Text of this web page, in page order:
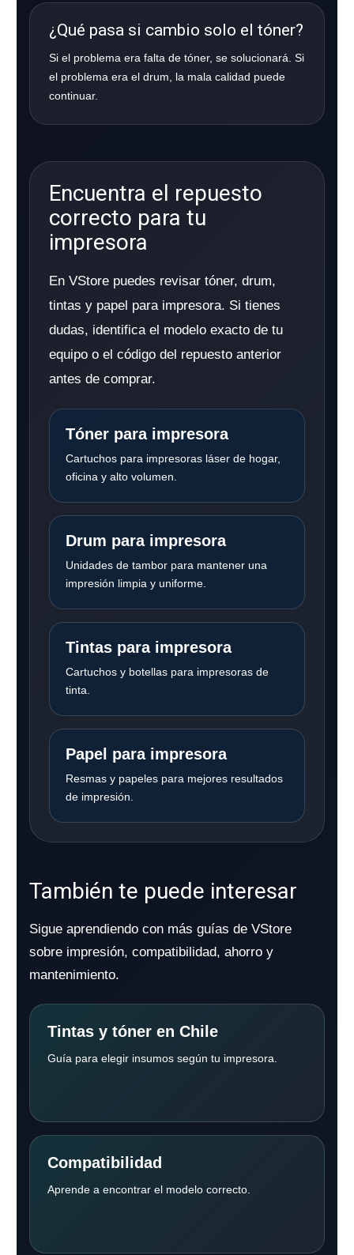
¿Qué pasa si cambio solo el tóner?
Si el problema era falta de tóner, se solucionará. Si
el problema era el drum, la mala calidad puede
continuar.
Encuentra el repuesto
correcto para tu
impresora
En VStore puedes revisar tóner, drum,
tintas y papel para impresora. Si tienes
dudas, identifica el modelo exacto de tu
equipo o el código del repuesto anterior
antes de comprar.
Tóner para impresora
Cartuchos para impresoras láser de hogar,
oficina y alto volumen.
Drum para impresora
Unidades de tambor para mantener una
impresión limpia y uniforme.
Tintas para impresora
Cartuchos y botellas para impresoras de
tinta.
Papel para impresora
Resmas y papeles para mejores resultados
de impresión.
También te puede interesar
Sigue aprendiendo con más guías de VStore
sobre impresión, compatibilidad, ahorro y
mantenimiento.
Tintas y tóner en Chile
Guía para elegir insumos según tu impresora.
Compatibilidad
Aprende a encontrar el modelo correcto.